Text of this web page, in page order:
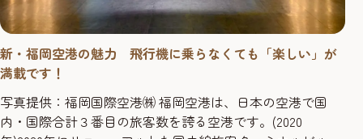
新・福岡空港の魅力 飛行機に乗らなくても「楽しい」が
満載です！
写真提供：福岡国際空港㈱ 福岡空港は、日本の空港で国
内・国際合計３番目の旅客数を誇る空港です。(2020